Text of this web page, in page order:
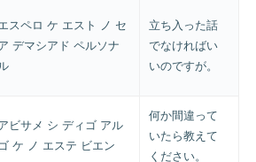
スペロ ケ エスト ノ セ
デマシアド ペルソナ
ル
立ち入った話
でなければい
いのですが。
ビサメ シ ディゴ アル
ゴ ケ ノ エステ ビエン
何か間違って
いたら教えて
ください。